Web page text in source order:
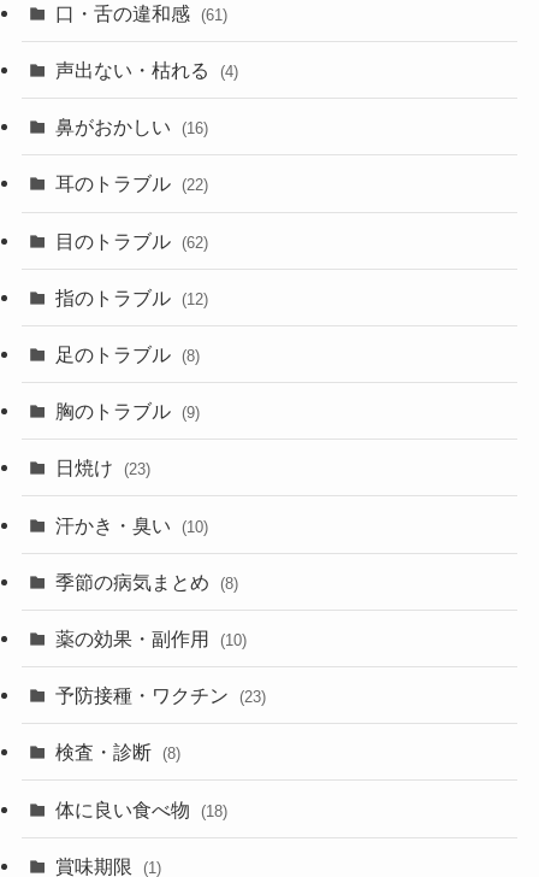
口・舌の違和感 (61)
声出ない・枯れる (4)
鼻がおかしい (16)
耳のトラブル (22)
目のトラブル (62)
指のトラブル (12)
足のトラブル (8)
胸のトラブル (9)
日焼け (23)
汗かき・臭い (10)
季節の病気まとめ (8)
薬の効果・副作用 (10)
予防接種・ワクチン (23)
検査・診断 (8)
体に良い食べ物 (18)
賞味期限 (1)